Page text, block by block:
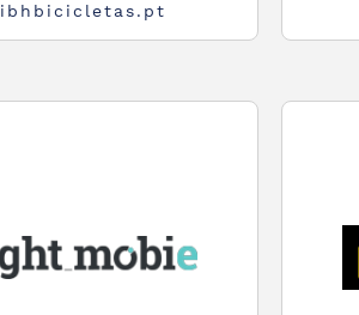
ibhbicicletas.pt